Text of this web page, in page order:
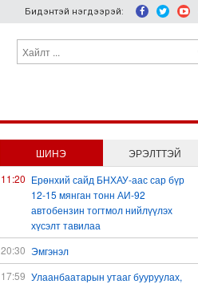
Бидэнтэй нэгдээрэй:
ШИНЭ
ЭРЭЛТТЭЙ
11:20 Ерөнхий сайд БНХАУ-аас сар бүр
12-15 мянган тонн АИ-92
автобензин тогтмол нийлүүлэх
хүсэлт тавилаа
20:30 Эмгэнэл
17:59 Улаанбаатарын утааг бууруулах,